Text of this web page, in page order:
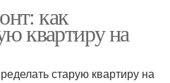
как
квартиру на
старую квартиру на